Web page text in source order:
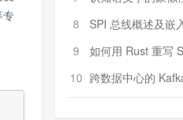
专
8
SPI 总线概述及嵌入式 Linux 从属 SPI 设备驱
9
如何用 Rust 重写 SQLite 数据库
10 跨数据中心的 Kafka